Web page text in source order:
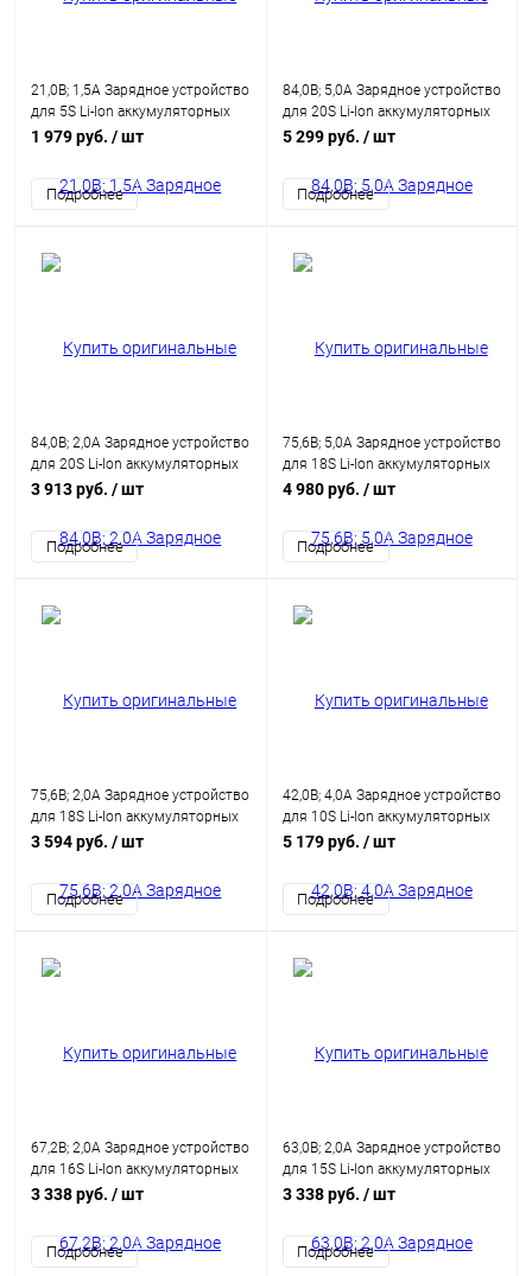
21,0В; 1,5А Зарядное устройство
для 5S Li-Ion аккумуляторных
батарей
1 979 руб. / шт
Подробнее
84,0В; 5,0А Зарядное устройство
для 20S Li-Ion аккумуляторных
батарей
5 299 руб. / шт
Подробнее
84,0В; 2,0А Зарядное устройство
для 20S Li-Ion аккумуляторных
батарей
3 913 руб. / шт
Подробнее
75,6В; 5,0А Зарядное устройство
для 18S Li-Ion аккумуляторных
батарей
4 980 руб. / шт
Подробнее
75,6В; 2,0А Зарядное устройство
для 18S Li-Ion аккумуляторных
батарей
3 594 руб. / шт
Подробнее
42,0В; 4,0А Зарядное устройство
для 10S Li-Ion аккумуляторных
батарей
5 179 руб. / шт
Подробнее
67,2В; 2,0А Зарядное устройство
для 16S Li-Ion аккумуляторных
батарей
3 338 руб. / шт
Подробнее
63,0В; 2,0А Зарядное устройство
для 15S Li-Ion аккумуляторных
батарей
3 338 руб. / шт
Подробнее